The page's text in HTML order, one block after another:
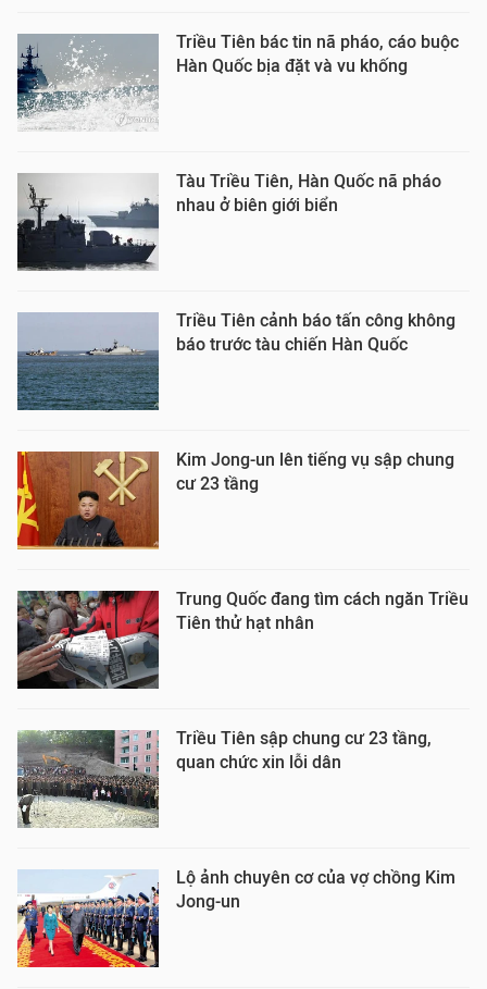
Triều Tiên bác tin nã pháo, cáo buộc
Hàn Quốc bịa đặt và vu khống
Tàu Triều Tiên, Hàn Quốc nã pháo
nhau ở biên giới biển
Triều Tiên cảnh báo tấn công không
báo trước tàu chiến Hàn Quốc
Kim Jong-un lên tiếng vụ sập chung
cư 23 tầng
Trung Quốc đang tìm cách ngăn Triều
Tiên thử hạt nhân
Triều Tiên sập chung cư 23 tầng,
quan chức xin lỗi dân
Lộ ảnh chuyên cơ của vợ chồng Kim
Jong-un